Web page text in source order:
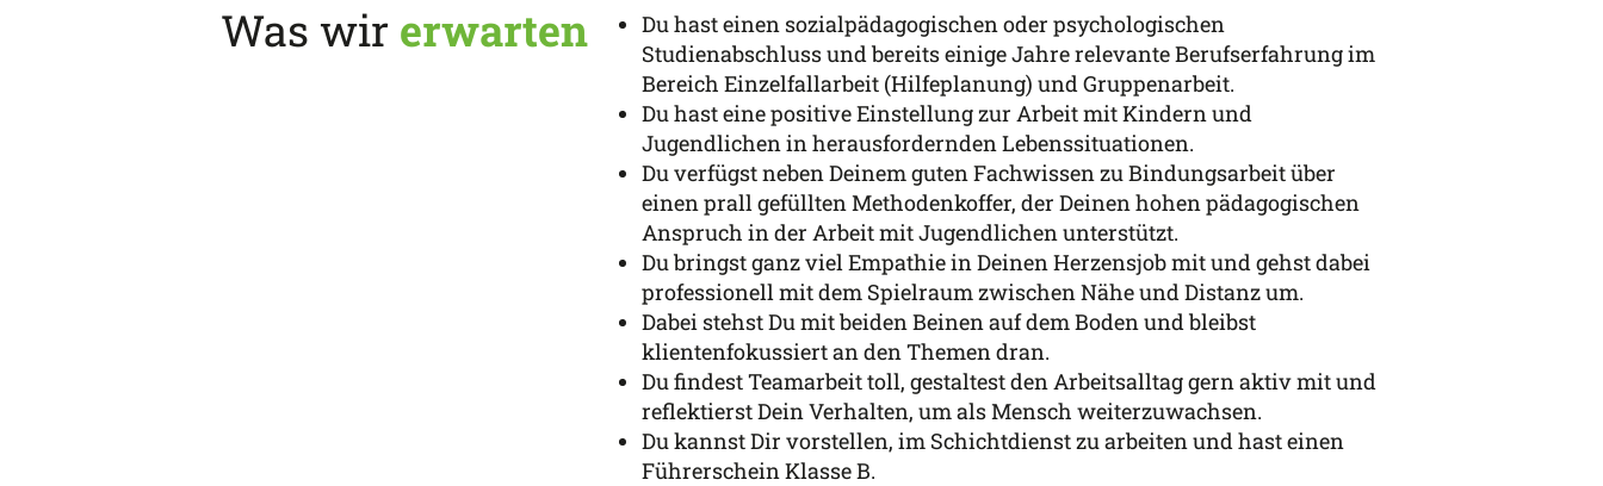
Was wir erwarten
Du hast einen sozialpädagogischen oder psychologischen
Studienabschluss und bereits einige Jahre relevante Berufserfahrung im
Bereich Einzelfallarbeit (Hilfeplanung) und Gruppenarbeit.
Du hast eine positive Einstellung zur Arbeit mit Kindern und
Jugendlichen in herausfordernden Lebenssituationen.
Du verfügst neben Deinem guten Fachwissen zu Bindungsarbeit über
einen prall gefüllten Methodenkoffer, der Deinen hohen pädagogischen
Anspruch in der Arbeit mit Jugendlichen unterstützt.
Du bringst ganz viel Empathie in Deinen Herzensjob mit und gehst dabei
professionell mit dem Spielraum zwischen Nähe und Distanz um.
Dabei stehst Du mit beiden Beinen auf dem Boden und bleibst
klientenfokussiert an den Themen dran.
Du findest Teamarbeit toll, gestaltest den Arbeitsalltag gern aktiv mit und
reflektierst Dein Verhalten, um als Mensch weiterzuwachsen.
Du kannst Dir vorstellen, im Schichtdienst zu arbeiten und hast einen
Führerschein Klasse B.